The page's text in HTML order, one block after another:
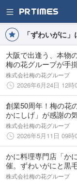
「ずわいがに
大阪で出逢う、本物
梅の花グループが手
専門店 かに重」7月
株式会社梅の花グループ
2026年6月24日 12時
創業50周年！梅の花
かにしげ」が感謝の
を6月1日より開催！
配信。
株式会社梅の花グループ
2026年5月11日 09時
かに料理専門店「か
催。ずわいがにと黒
懐石を特別価格で
株式会社梅の花グループ